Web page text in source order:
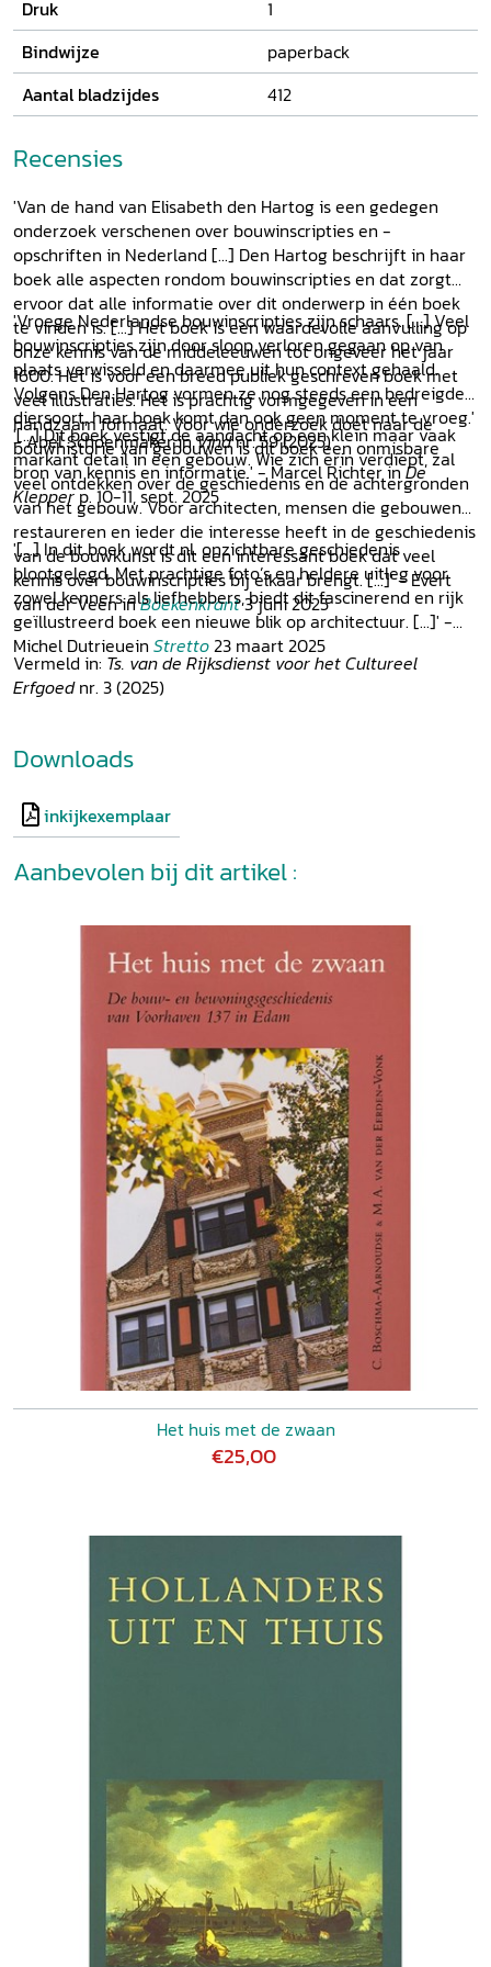
opdrachtgevers zich in de openbare ruimte en thuis, en
welke rol was er weggelegd voor de bouwlieden? En tot wie
richtten de bouwinscripties zich eigenlijk?
Druk
1
Bindwijze
paperback
Aantal bladzijdes
412
Recensies
'Van de hand van Elisabeth den Hartog is een gedegen
onderzoek verschenen over bouwinscripties en -
opschriften in Nederland [...] Den Hartog beschrijft in haar
boek alle aspecten rondom bouwinscripties en dat zorgt
ervoor dat alle informatie over dit onderwerp in één boek
te vinden is. [...] Het boek is een waardevolle aanvulling op
onze kennis van de middeleeuwen tot ongeveer het jaar
1600. Het is voor een breed publiek geschreven boek met
veel illustraties. Het is prachtig vormgegeven in een
handzaam formaat. Voor wie onderzoek doet naar de
bouwhistorie van gebouwen is dit boek een onmisbare
bron van kennis en informatie.' - Marcel Richter inDe
Klepperp. 10-11, sept. 2025
'Vroege Nederlandse bouwinscripties zijn schaars. [...] Veel
bouwinscripties zijn door sloop verloren gegaan op van
plaats verwisseld en daarmee uit hun context gehaald.
Volgens Den Hartog vormen ze nog steeds een bedreigde
diersoort, haar boek komt dan ook geen moment te vroeg.'
- Abel Schoenmaker inVindnr. 59 (2025)
'[...] Dit boek vestigt de aandacht op een klein maar vaak
markant detail in een gebouw. Wie zich erin verdiept, zal
veel ontdekken over de geschiedenis en de achtergronden
van het gebouw. Voor architecten, mensen die gebouwen
restaureren en ieder die interesse heeft in de geschiedenis
van de bouwkunst is dit een interessant boek dat veel
kennis over bouwinscripties bij elkaar brengt. [...]' - Evert
van der Veen inBoekenkrant3 juni 2025
'[...] In dit boek wordt nl. onzichtbare geschiedenis
blootgelegd. Met prachtige foto’s en heldere uitleg voor
zowel kenners als liefhebbers, biedt dit fascinerend en rijk
geïllustreerd boek een nieuwe blik op architectuur. [...]' -
Michel Dutrieuein Stretto23 maart 2025
Vermeld in: Ts. van de Rijksdienst voor het Cultureel
Erfgoednr. 3 (2025)
Downloads
inkijkexemplaar
Aanbevolen bij dit artikel :
Het huis met de zwaan
€25,00